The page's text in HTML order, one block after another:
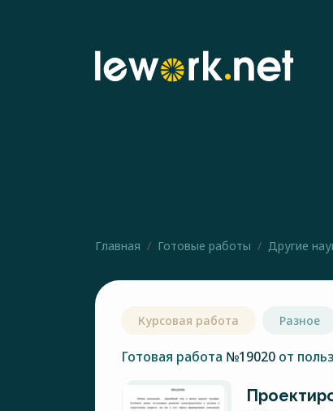
Главная Готовые работы Другие
Курсовая работа Разное
Готовая работа №19020 от